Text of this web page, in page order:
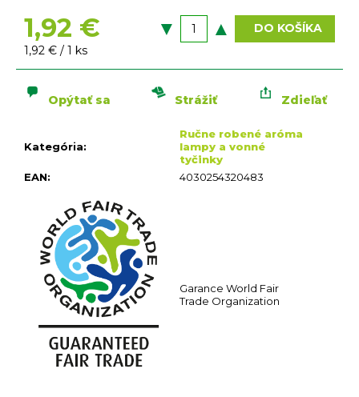
1,92 €
Jednotková
cena:
1,92 € / 1 ks
DO KOŠÍKA
Kategória:
Ručne robené aróma
lampy a vonné
tyčinky
EAN: 4030254320483
Garance World Fair
Trade Organization
Opýtať sa Strážiť Zdieľať
e
n
á
?
HĽADAŤ